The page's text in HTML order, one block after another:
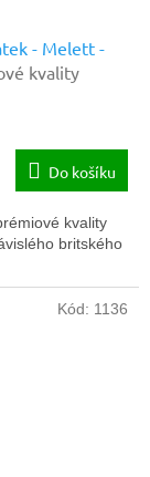
- Melett -
kvality
Do košíku
kvality
britského
Kód: 1136